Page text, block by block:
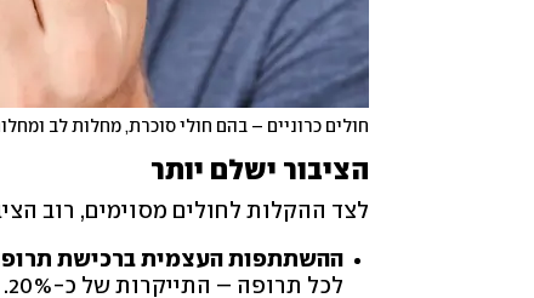
חולים כרוניים – בהם חולי סוכרת, מחלות לב
הציבור ישלם יותר
לצד ההקלות לחולים מסוימים, רוב
ההשתתפות העצמית ברכישת
לכל תרופה – התייקרות של כ-20%.